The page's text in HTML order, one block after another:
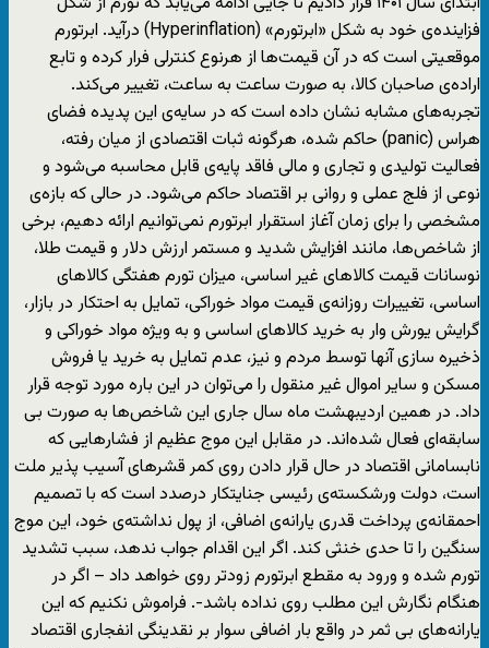
فزاینده‌ی خود به شکل «ابرتورم» (Hyperinflation) درآید. ابرتورم
موقعیتی است که در آن قیمت‌ها از هرنوع کنترلی فرار کرده و تابع
اراده‌ی صاحبان کالا، به صورت ساعت به ساعت، تغییر می‌کند.
تجربه‌های مشابه نشان داده است که در سایه‌ی این پدیده فضای
هراس (panic) حاکم شده، هرگونه ثبات اقتصادی از میان رفته،
فعالیت تولیدی و تجاری و مالی فاقد پایه‌ی قابل محاسبه می‌شود و
نوعی از فلج عملی و روانی بر اقتصاد حاکم می‌شود. در حالی که بازه‌ی
مشخصی را برای زمان آغاز استقرار ابرتورم نمی‌توانیم ارائه دهیم، برخی
از شاخص‌ها، مانند افزایش شدید و مستمر ارزش دلار و قیمت طلا،
نوسانات قیمت کالاهای غیر اساسی، میزان تورم هفتگی کالاهای
اساسی، تغییرات روزانه‌ی قیمت مواد خوراکی، تمایل به احتکار در بازار،
گرایش یورش وار به خرید کالاهای اساسی و به ویژه مواد خوراکی و
ذخیره سازی آنها توسط مردم و نیز، عدم تمایل به خرید یا فروش
مسکن و سایر اموال غیر منقول را می‌توان در این باره مورد توجه قرار
داد. در همین اردیبهشت ماه سال جاری این شاخص‌ها به صورت بی
سابقه‌ای فعال شده‌اند. در مقابل این موج عظیم از فشارهایی که
نابسامانی اقتصاد در حال قرار دادن روی کمر قشرهای آسیب پذیر ملت
است، دولت ورشکسته‌ی رئیسی جنایتکار درصدد است که با تصمیم
احمقانه‌ی پرداخت قدری یارانه‌ی اضافی، از پول نداشته‌ی خود، این موج
سنگین را تا حدی خنثی کند. اگر این اقدام جواب ندهد، سبب تشدید
تورم شده و ورود به مقطع ابرتورم زودتر روی خواهد داد – اگر در
هنگام نگارش این مطلب روی نداده باشد-. فراموش نکنیم که این
یارانه‌های بی ثمر در واقع بار اضافی سوار بر نقدینگی انفجاری اقتصاد